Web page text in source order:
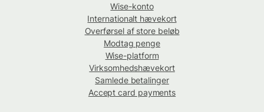
Wise-konto
Internationalt hævekort
Overførsel af store beløb
Modtag penge
Wise-platform
Virksomhedshævekort
Samlede betalinger
Accept card payments